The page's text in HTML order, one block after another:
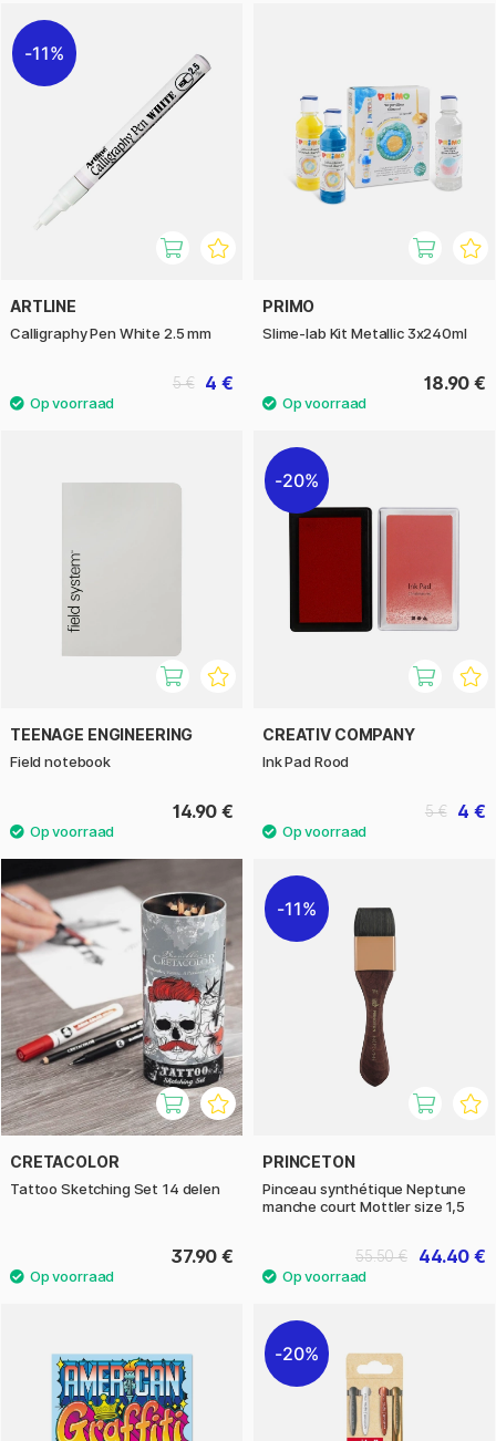
11%
ARTLINE
Calligraphy Pen White 2.5 mm
4 €
5 €
PRIMO
Slime-lab Kit Metallic 3x240ml
18.90 €
TEENAGE ENGINEERING
Field notebook
14.90 €
20%
CREATIV COMPANY
Ink Pad Rood
4 €
5 €
CRETACOLOR
Tattoo Sketching Set 14 delen
37.90 €
11%
PRINCETON
Pinceau synthétique Neptune
manche court Mottler size 1,5
44.40 €
55.50 €
20%